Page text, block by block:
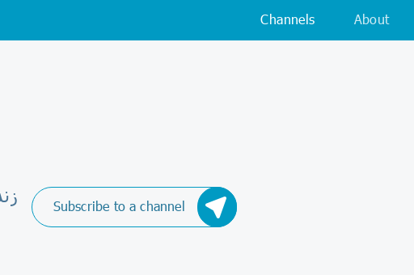
Channels About
Subscribe to a channel